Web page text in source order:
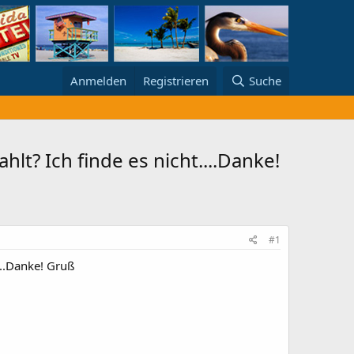
Anmelden Registrieren Suche
Ich finde es nicht....Danke!
#1
Gruß